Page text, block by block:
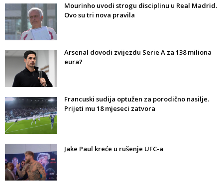
Mourinho uvodi strogu disciplinu u Real Madrid.
Ovo su tri nova pravila
Arsenal dovodi zvijezdu Serie A za 138 miliona
eura?
Francuski sudija optužen za porodično nasilje.
Prijeti mu 18 mjeseci zatvora
Jake Paul kreće u rušenje UFC-a